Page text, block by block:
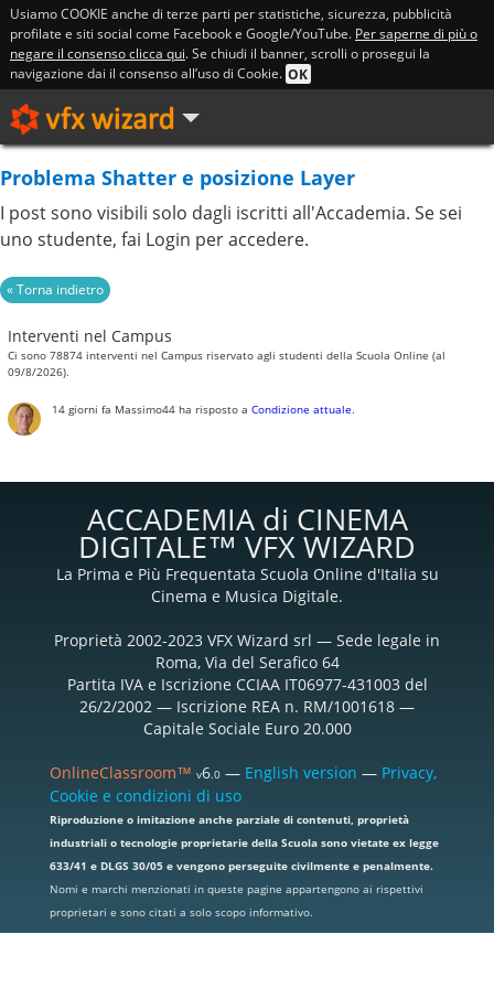
Usiamo COOKIE anche di terze parti per statistiche, sicurezza, pubblicità
profilate e siti social come Facebook e Google/YouTube. Per saperne di più o
negare il consenso clicca qui. Se chiudi il banner, scrolli o prosegui la
navigazione dai il consenso all’uso di Cookie. OK
Problema Shatter e posizione Layer
I post sono visibili solo dagli iscritti all'Accademia. Se sei
uno studente, fai Login per accedere.
Interventi nel Campus
Ci sono 78874 interventi nel Campus riservato agli studenti della Scuola Online (al
09/8/2026).
14 giorni fa Massimo44ha risposto a Condizione attuale.
ACCADEMIA di CINEMA
DIGITALE™ VFX WIZARD
La Prima e Più Frequentata Scuola Online d'Italia su
Cinema e Musica Digitale.
Proprietà 2002-2023 VFX Wizard srl — Sede legale in
Roma, Via del Serafico 64
Partita IVA e Iscrizione CCIAA IT06977-431003 del
26/2/2002 — Iscrizione REA n. RM/1001618 —
Capitale Sociale Euro 20.000
OnlineClassroom™ v6.0— English version — Privacy,
Cookie e condizioni di uso
Riproduzione o imitazione anche parziale di contenuti, proprietà
industriali o tecnologie proprietarie della Scuola sono vietate ex legge
633/41 e DLGS 30/05 e vengono perseguite civilmente e penalmente.
Nomi e marchi menzionati in queste pagine appartengono ai rispettivi
proprietari e sono citati a solo scopo informativo.